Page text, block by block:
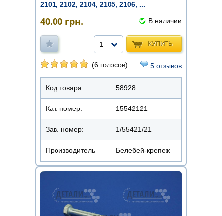
2101, 2102, 2104, 2105, 2106, ...
40.00 грн. В наличии
КУПИТЬ
1
(6 голосов) 5 отзывов
Код товара: 58928
Кат. номер: 15542121
Зав. номер: 1/55421/21
Производитель Белебей-крепеж